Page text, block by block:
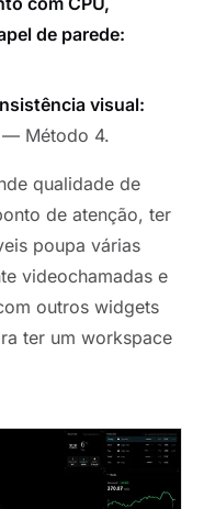
de parede:
visual:
— Método 4.
qualidade de
de atenção, ter
poupa várias
videochamadas e
outros widgets
ter um workspace